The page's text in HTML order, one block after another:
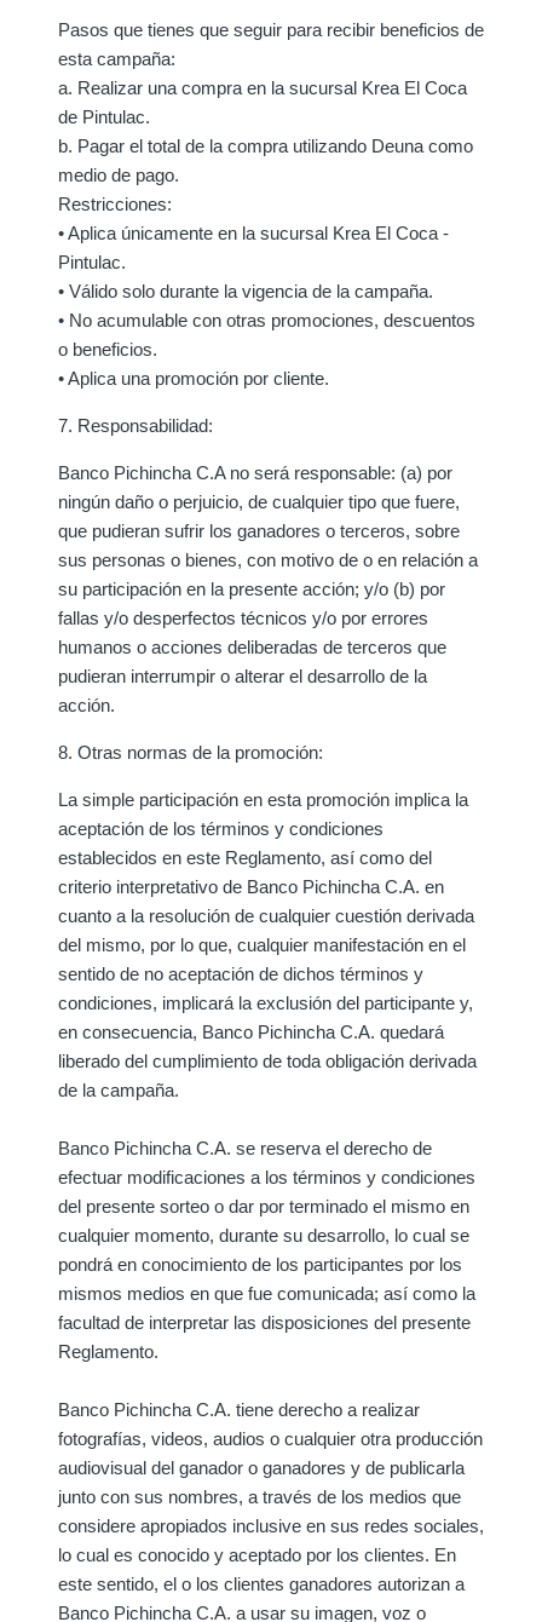
Pasos que tienes que seguir para recibir beneficios de
esta campaña:
a. Realizar una compra en la sucursal Krea El Coca
de Pintulac.
b. Pagar el total de la compra utilizando Deuna como
medio de pago.
Restricciones:
• Aplica únicamente en la sucursal Krea El Coca -
Pintulac.
• Válido solo durante la vigencia de la campaña.
• No acumulable con otras promociones, descuentos
o beneficios.
• Aplica una promoción por cliente.
7. Responsabilidad:
Banco Pichincha C.A no será responsable: (a) por
ningún daño o perjuicio, de cualquier tipo que fuere,
que pudieran sufrir los ganadores o terceros, sobre
sus personas o bienes, con motivo de o en relación a
su participación en la presente acción; y/o (b) por
fallas y/o desperfectos técnicos y/o por errores
humanos o acciones deliberadas de terceros que
pudieran interrumpir o alterar el desarrollo de la
acción.
8. Otras normas de la promoción:
La simple participación en esta promoción implica la
aceptación de los términos y condiciones
establecidos en este Reglamento, así como del
criterio interpretativo de Banco Pichincha C.A. en
cuanto a la resolución de cualquier cuestión derivada
del mismo, por lo que, cualquier manifestación en el
sentido de no aceptación de dichos términos y
condiciones, implicará la exclusión del participante y,
en consecuencia, Banco Pichincha C.A. quedará
liberado del cumplimiento de toda obligación derivada
de la campaña.
Banco Pichincha C.A. se reserva el derecho de
efectuar modificaciones a los términos y condiciones
del presente sorteo o dar por terminado el mismo en
cualquier momento, durante su desarrollo, lo cual se
pondrá en conocimiento de los participantes por los
mismos medios en que fue comunicada; así como la
facultad de interpretar las disposiciones del presente
Reglamento.
Banco Pichincha C.A. tiene derecho a realizar
fotografías, videos, audios o cualquier otra producción
audiovisual del ganador o ganadores y de publicarla
junto con sus nombres, a través de los medios que
considere apropiados inclusive en sus redes sociales,
lo cual es conocido y aceptado por los clientes. En
este sentido, el o los clientes ganadores autorizan a
Banco Pichincha C.A. a usar su imagen, voz o